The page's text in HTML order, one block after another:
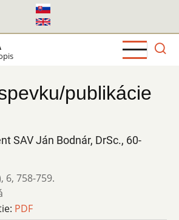
publikácie
SAV Ján Bodnár, DrSc., 60-
, 6, 758-759.
PDF